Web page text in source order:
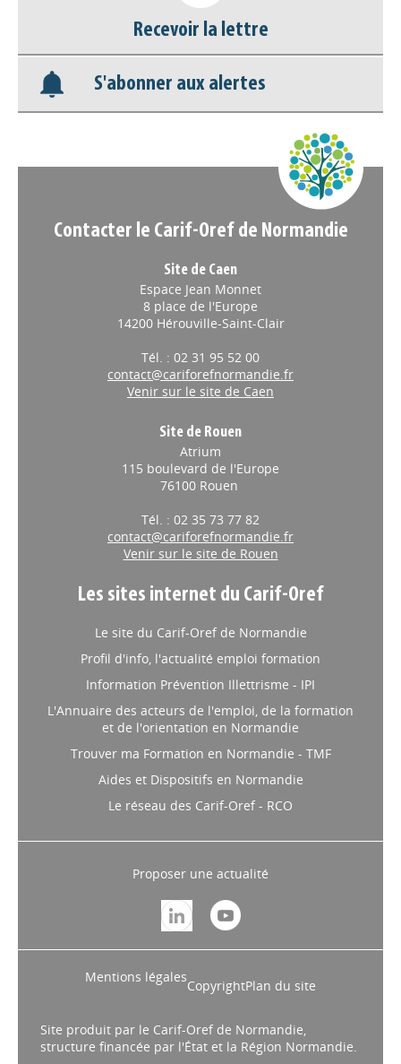
Base documentaire
Site de Caen
Espace Jean Monnet
8 place de l'Europe
Tél. : 02 31 95 52 00
contact@cariforefnormandie.fr
Site de Rouen
Atrium
115 boulevard de l'Europe
Tél. : 02 35 73 77 82
contact@cariforefnormandie.fr
L'Annuaire des acteurs de l'emploi, de la formation
Site produit par le Carif-Oref de Normandie,